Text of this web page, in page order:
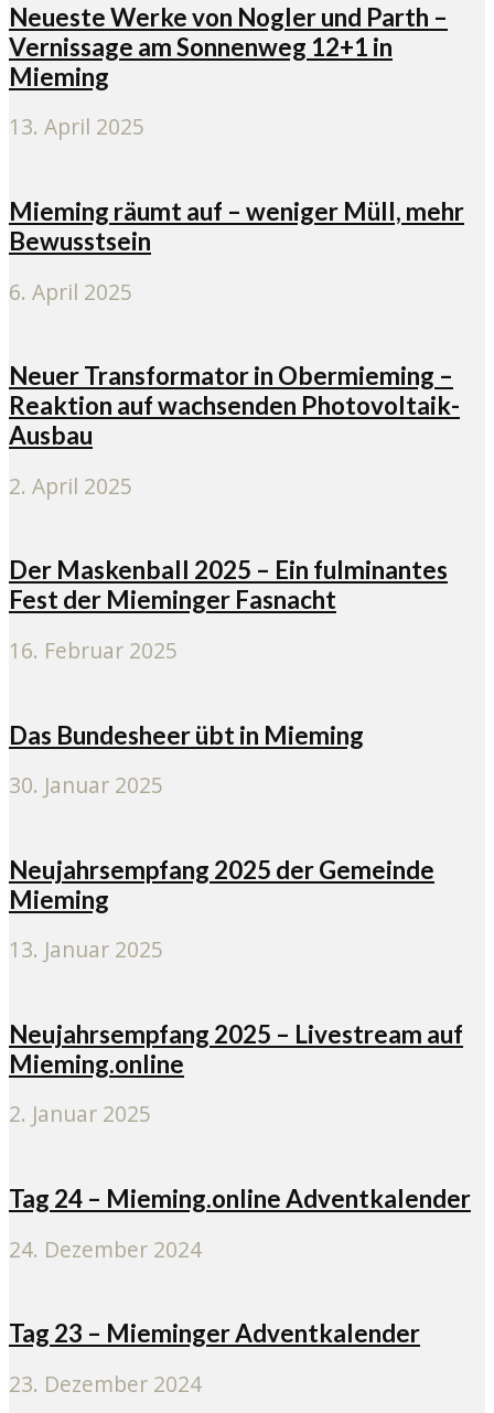
Neueste Werke von Nogler und Parth –
Vernissage am Sonnenweg 12+1 in
Mieming
13. April 2025
Mieming räumt auf – weniger Müll, mehr
Bewusstsein
6. April 2025
Neuer Transformator in Obermieming –
Reaktion auf wachsenden Photovoltaik-
Ausbau
2. April 2025
Der Maskenball 2025 – Ein fulminantes
Fest der Mieminger Fasnacht
16. Februar 2025
Das Bundesheer übt in Mieming
30. Januar 2025
Neujahrsempfang 2025 der Gemeinde
Mieming
13. Januar 2025
Neujahrsempfang 2025 – Livestream auf
Mieming.online
2. Januar 2025
Tag 24 – Mieming.online Adventkalender
24. Dezember 2024
Tag 23 – Mieminger Adventkalender
23. Dezember 2024